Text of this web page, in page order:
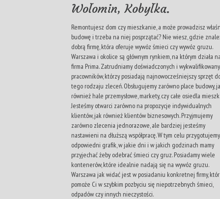
Wołomin, Kobyłka.
Remontujesz dom czy mieszkanie, a może prowadzisz
budowę i trzeba na niej posprzątać? Nie wiesz, gdzie
dobrą firmę, która oferuje wywóz śmieci czy wywóz gruzu.
Warszawa i okolice są głównym rynkiem, na którym działa
firma Prima. Zatrudniamy doświadczonych i
pracowników, którzy posiadają najnowocześniejszy sprzęt
tego rodzaju zleceń. Obsługujemy zarówno place budowy,
również hale przemysłowe, markety, czy całe osiedla
Jesteśmy otwarci zarówno na propozycje indywidualnych
klientów, jak również klientów biznesowych. Przyjmujemy
zarówno zlecenia jednorazowe, ale bardziej jesteśmy
nastawieni na dłuższą współpracę. W tym celu przygotujemy
odpowiedni grafik, w jakie dni i w jakich godzinach mamy
przyjechać żeby odebrać śmieci czy gruz. Posiadamy wiele
kontenerów, które idealnie nadają się na wywóz gruzu.
Warszawa jak widać jest w posiadaniu konkretnej firmy,
pomoże Ci w szybkim pozbyciu się niepotrzebnych śmieci,
odpadów czy innych nieczystości.